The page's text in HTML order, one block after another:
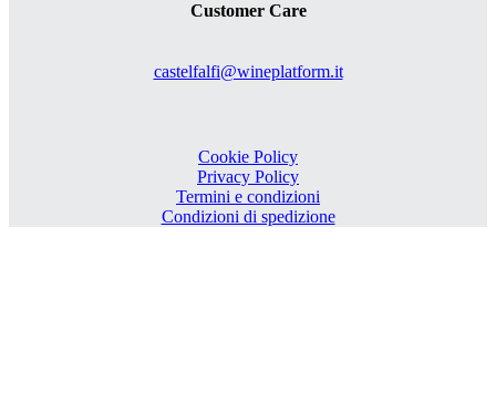
Customer Care
castelfalfi@wineplatform.it
Cookie Policy
Privacy Policy
Termini e condizioni
Condizioni di spedizione